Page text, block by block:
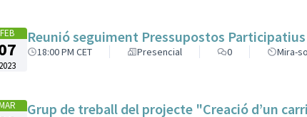
FEB
2023
Reunió seguiment Pressupostos Participatius
18:00 PM CET Presencial 0 Mira-
Grup de treball del projecte "Creació d’un